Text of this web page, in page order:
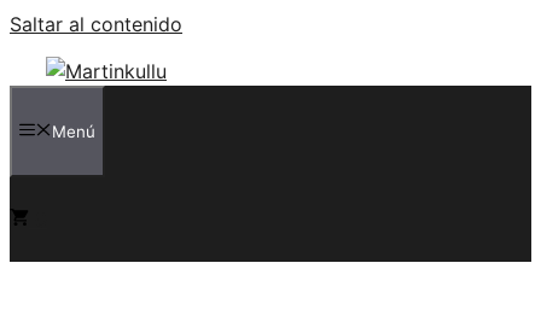
Saltar al contenido
Menú